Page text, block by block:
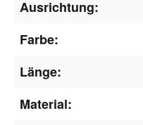
Ausrichtung:
Farbe:
Länge:
Material: